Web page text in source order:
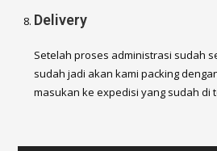
Delivery
Setelah proses administrasi sudah
sudah jadi akan kami packing
masukan ke expedisi yang sudah di